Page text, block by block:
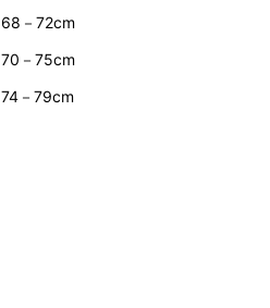
68－72cm
70－75cm
74－79cm